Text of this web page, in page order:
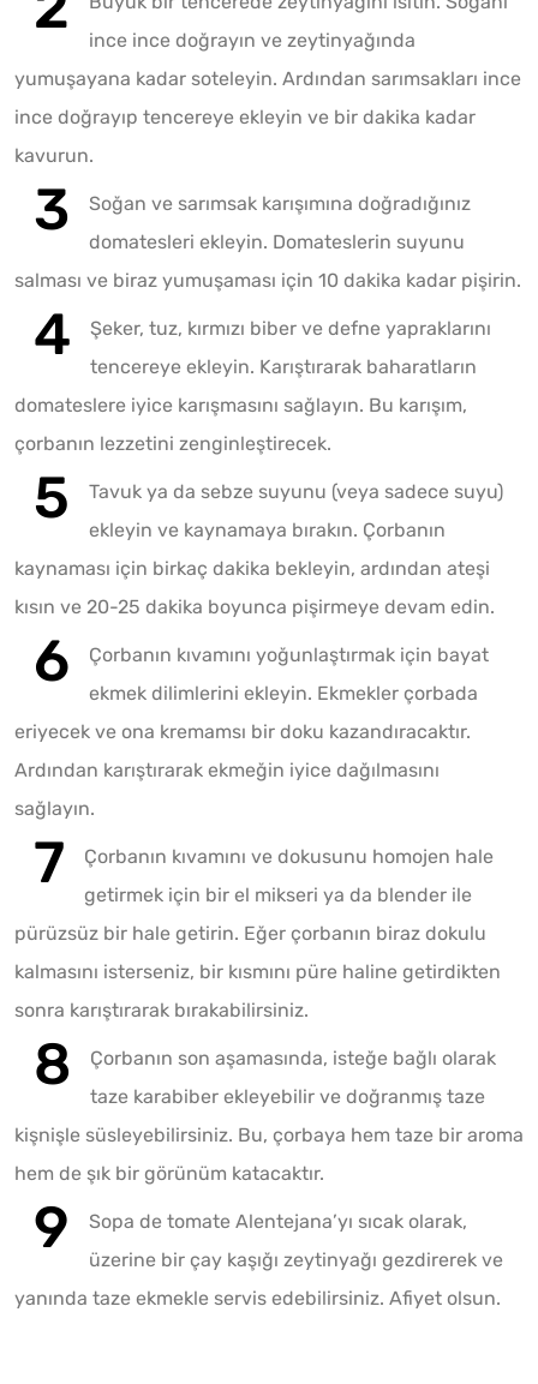
ince ince doğrayın ve zeytinyağında
yumuşayana kadar soteleyin. Ardından sarımsakları ince
ince doğrayıp tencereye ekleyin ve bir dakika kadar
kavurun.
Soğan ve sarımsak karışımına doğradığınız
domatesleri ekleyin. Domateslerin suyunu
salması ve biraz yumuşaması için 10 dakika kadar pişirin.
Şeker, tuz, kırmızı biber ve defne yapraklarını
tencereye ekleyin. Karıştırarak baharatların
domateslere iyice karışmasını sağlayın. Bu karışım,
çorbanın lezzetini zenginleştirecek.
Tavuk ya da sebze suyunu (veya sadece suyu)
ekleyin ve kaynamaya bırakın. Çorbanın
kaynaması için birkaç dakika bekleyin, ardından ateşi
kısın ve 20-25 dakika boyunca pişirmeye devam edin.
Çorbanın kıvamını yoğunlaştırmak için bayat
ekmek dilimlerini ekleyin. Ekmekler çorbada
eriyecek ve ona kremamsı bir doku kazandıracaktır.
Ardından karıştırarak ekmeğin iyice dağılmasını
sağlayın.
Çorbanın kıvamını ve dokusunu homojen hale
getirmek için bir el mikseri ya da blender ile
pürüzsüz bir hale getirin. Eğer çorbanın biraz dokulu
kalmasını isterseniz, bir kısmını püre haline getirdikten
sonra karıştırarak bırakabilirsiniz.
Çorbanın son aşamasında, isteğe bağlı olarak
taze karabiber ekleyebilir ve doğranmış taze
kişnişle süsleyebilirsiniz. Bu, çorbaya hem taze bir aroma
hem de şık bir görünüm katacaktır.
Sopa de tomate Alentejana’yı sıcak olarak,
üzerine bir çay kaşığı zeytinyağı gezdirerek ve
yanında taze ekmekle servis edebilirsiniz. Afiyet olsun.